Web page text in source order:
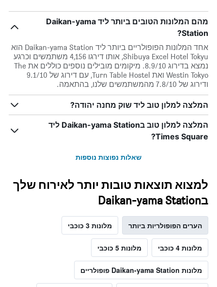
מהם המלונות הטובים ביותר ליד Daikan-yama
Station?
אחד המלונות הפופולריים ביותר ליד Daikan-yama Station הוא
Shibuya Excel Hotel Tokyu, אותו דירגו 4,156 משתמשים וכרגע
נמצא בדירוג 8.9/10. מיקומים מובילים נוספים כוללים את The
Westin Tokyo ואת Turn Table Hostel, עם דירוג של 9.1/10
ודירוג של 7.8/10 מהמשתמשים שלנו, בהתאמה.
המלצה למלון טוב ליד שוק מחנה יהודה?
המלצה למלון טוב בDaikan-yama Station ליד
Times Square?
שאלות נפוצות נוספות
למצוא תוצאות טובות יותר לאירוח שלך
בDaikan-yama Station
הערים הפופולריות ביותר מלונות 3 כוכבי
מלונות 4 כוכבי מלונות 5 כוכבי
מלונות Daikan-yama Station פופולריים